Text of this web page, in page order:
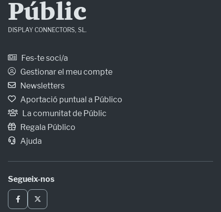
Públic
DISPLAY CONNECTORS, SL.
Fes-te soci/a
Gestionar el meu compte
Newsletters
Aportació puntual a Público
La comunitat de Públic
Regala Público
Ajuda
Segueix-nos